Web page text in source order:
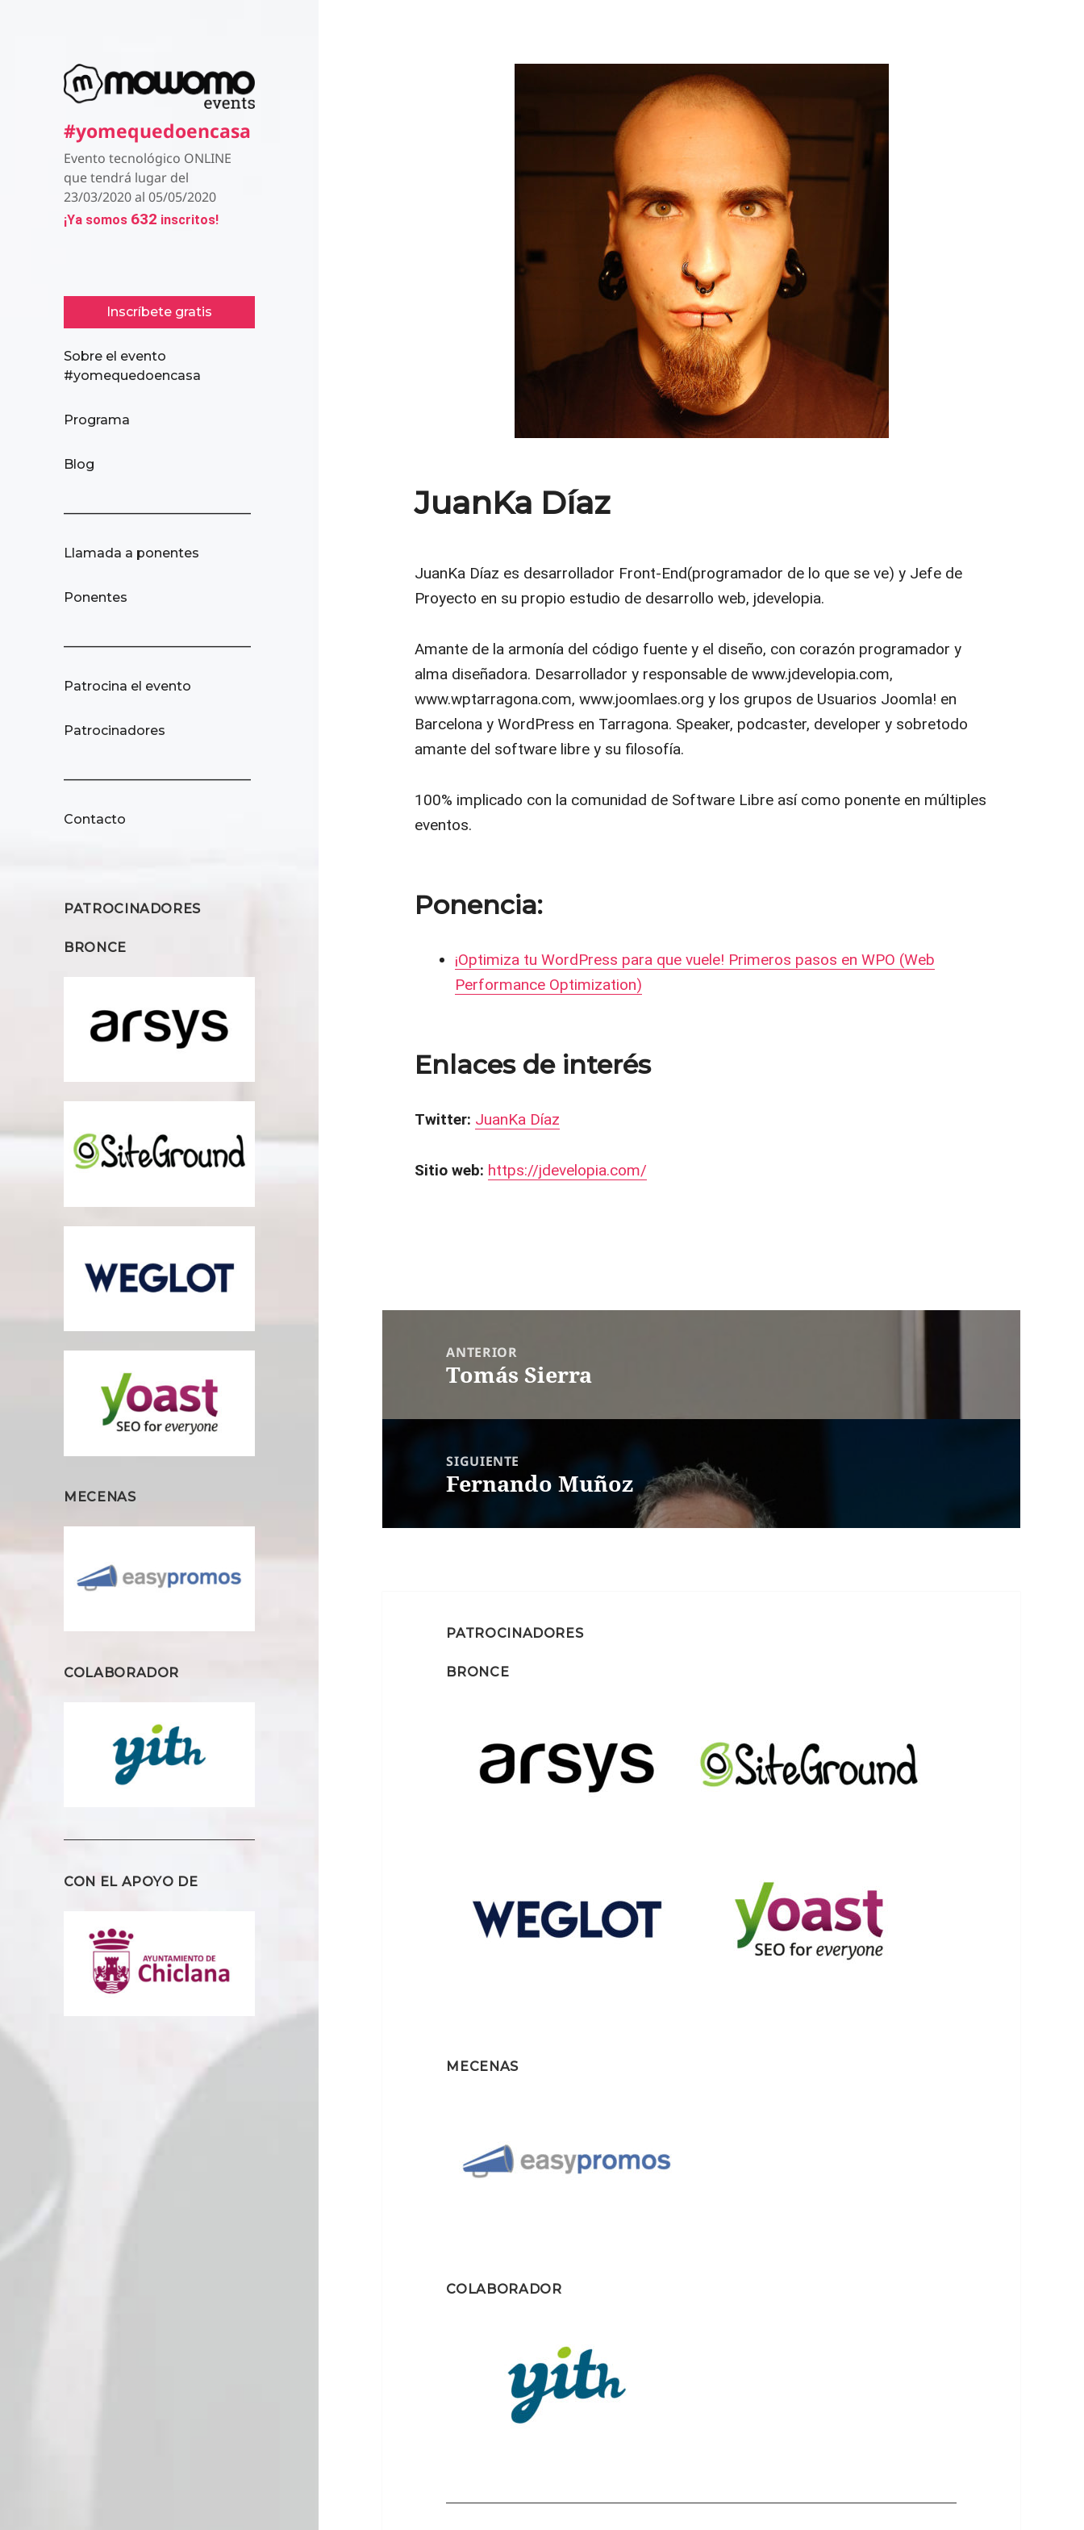
#yomequedoencasa
Evento tecnológico ONLINE
que tendrá lugar del
23/03/2020 al 05/05/2020
¡Ya somos 632 inscritos!
Inscríbete gratis
Sobre el evento
#yomequedoencasa
Programa
Blog
Llamada a ponentes
Ponentes
Patrocina el evento
Patrocinadores
Contacto
PATROCINADORES
BRONCE
MECENAS
COLABORADOR
CON EL APOYO DE
JuanKa Díaz
JuanKa Díaz es desarrollador Front-End(programador de lo que se ve) y Jefe de
Proyecto en su propio estudio de desarrollo web, jdevelopia.
Amante de la armonía del código fuente y el diseño, con corazón programador y
alma diseñadora. Desarrollador y responsable de www.jdevelopia.com,
www.wptarragona.com, www.joomlaes.org y los grupos de Usuarios Joomla! en
Barcelona y WordPress en Tarragona. Speaker, podcaster, developer y sobretodo
amante del software libre y su filosofía.
100% implicado con la comunidad de Software Libre así como ponente en múltiples
eventos.
Ponencia:
¡Optimiza tu WordPress para que vuele! Primeros pasos en WPO (Web
Performance Optimization)
Enlaces de interés
Twitter: JuanKa Díaz
Sitio web: https://jdevelopia.com/
entradas
ANTERIOR
Entrada
Tomás Sierra
SIGUIENTE
Entrada
Fernando Muñoz
PATROCINADORES
BRONCE
MECENAS
COLABORADOR